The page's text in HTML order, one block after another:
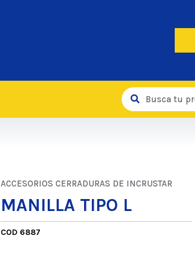
ACCESORIOS CERRADURAS DE INCRUSTAR
MANILLA TIPO L
COD 6887